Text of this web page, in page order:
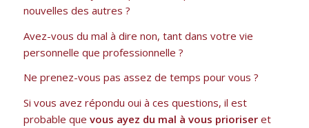
nouvelles des autres ?
Avez-vous du mal à dire non, tant dans votre vie
personnelle que professionnelle ?
Ne prenez-vous pas assez de temps pour vous ?
Si vous avez répondu oui à ces questions, il est
probable que vous ayez du mal à vous prioriseret